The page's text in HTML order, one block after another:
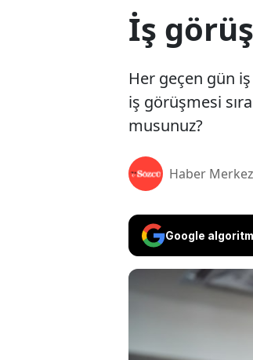
İş
Her geçen gün
iş görüşmesi
musunuz?
Haber
Google